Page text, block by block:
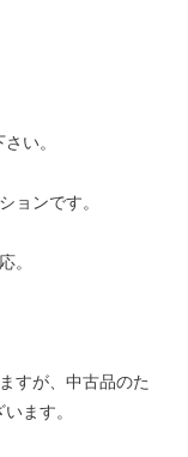
い。
ョンです。
。
すが、中古品のた
ます。